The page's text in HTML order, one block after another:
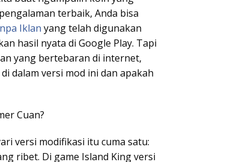
terbaik, Anda bisa
Iklan yang telah digunakan
hasil nyata di Google Play. Tapi
yang bertebaran di internet,
dalam versi mod ini dan apakah
Cuan?
versi modifikasi itu cuma satu:
ribet. Di game Island King versi